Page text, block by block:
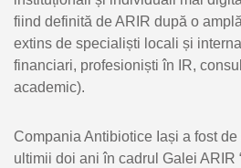
fiind definită de ARIR după o
extins de specialiști locali și
financiari, profesioniști în IR,
academic).
Compania Antibiotice Iași a fost
ultimii doi ani în cadrul Galei ARIR